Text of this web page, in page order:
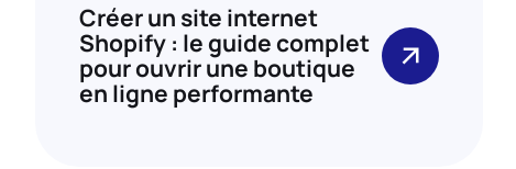
Créer un site internet
Shopify : le guide complet
pour ouvrir une boutique
en ligne performante